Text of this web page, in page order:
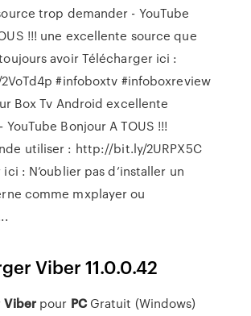
trop demander - YouTube
!!! une excellente source que
avoir Télécharger ici :
#infoboxtv #infoboxreview
Box Tv Android excellente
Bonjour A TOUS !!!
utiliser : http://bit.ly/2URPX5C
: N’oublier pas d’installer un
comme mxplayer ou
Viber 11.0.0.42
Viberpour PCGratuit (Windows)